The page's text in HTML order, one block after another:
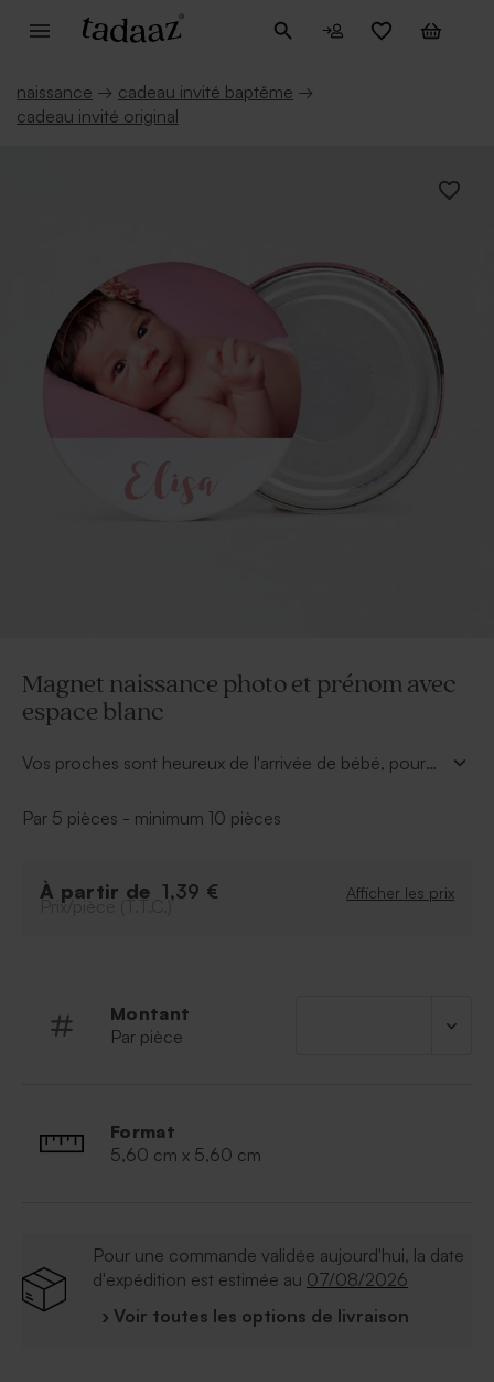
naissance → cadeau invité baptême →
cadeau invité original
Magnet naissance photo et prénom avec
espace blanc
Vos proches sont heureux de l'arrivée de bébé, pour
coller à leur frigo. Assortissez la couleur du prénom
naissance photo et prénom avec espace blanc
n'hésitez plus !
Par 5 pièces - minimum 10 pièces
À partir de 1,39 € Afficher les prix
Prix/pièce (T.T.C.)
Montant
Par pièce
Format
5,60 cm x 5,60 cm
Pour une commande validée aujourd'hui, la date
d'expédition est estimée au 07/08/2026
› Voir toutes les options de livraison